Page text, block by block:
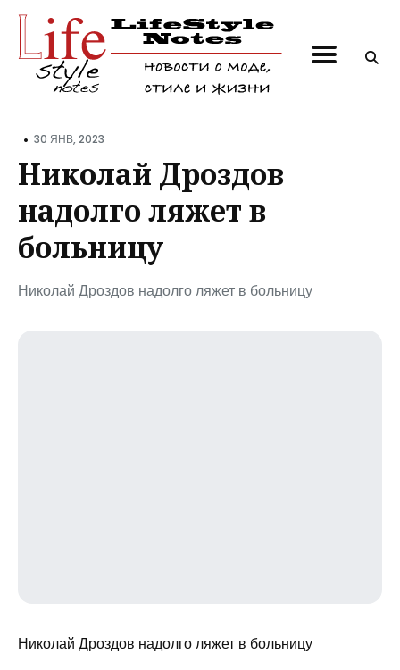
Поиск
• 30 ЯНВ, 2023
Николай Дроздов
надолго ляжет в
больницу
Николай Дроздов надолго ляжет в больницу
Николай Дроздов надолго ляжет в больницу